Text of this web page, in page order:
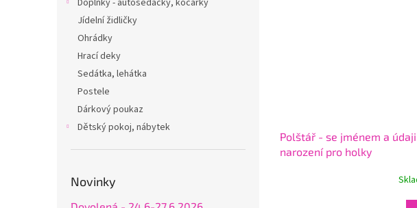
Doplňky - autosedačky, kočárky
Jídelní židličky
Ohrádky
Hrací deky
Sedátka, lehátka
Postele
Dárkový poukaz
Dětský pokoj, nábytek
Novinky
Polštář - se jménem a údaji
narození pro holky